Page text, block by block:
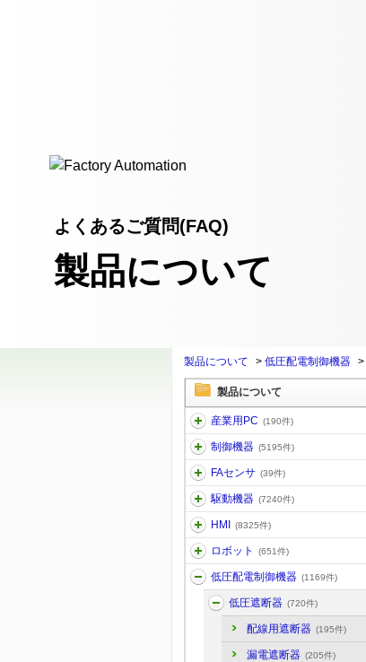
よくあるご質問(FAQ)
製品について
製品について > 低圧配電制御機器 >
製品について
産業用PC (190件)
制御機器 (5195件)
FAセンサ (39件)
駆動機器 (7240件)
HMI (8325件)
ロボット (651件)
低圧配電制御機器 (1169件)
低圧遮断器 (720件)
配線用遮断器 (195件)
漏電遮断器 (205件)